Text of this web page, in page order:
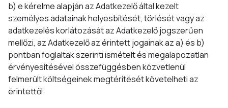
b) e kérelme alapján az Adatkezelő által kezelt
személyes adatainak helyesbítését, törlését vagy az
adatkezelés korlátozását az Adatkezelő jogszerűen
mellőzi, az Adatkezelő az érintett jogainak az a) és b)
pontban foglaltak szerinti ismételt és megalapozatlan
érvényesítésével összefüggésben közvetlenül
felmerült költségeinek megtérítését követelheti az
érintettől.